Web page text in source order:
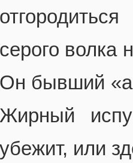
серого волка
Он бывший
Жирный
убежит, или